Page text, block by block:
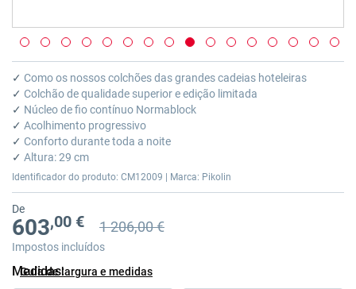
Saltar
para
o
início
da
Galeria
de
imagens
✓ Como os nossos colchões das grandes cadeias hoteleiras
✓ Colchão de qualidade superior e edição limitada
✓ Núcleo de fio contínuo Normablock
✓ Acolhimento progressivo
✓ Conforto durante toda a noite
✓ Altura: 29 cm
Identificador do produto: CM12009 | Marca: Pikolin
De
603,00 € Preço anterior
Preço anterior 1 206,00 €
1 206,00 €
Impostos incluídos
Guía de largura e medidas
Medidas